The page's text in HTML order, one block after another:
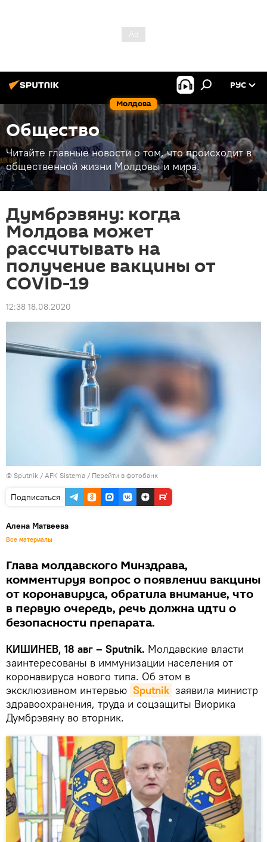
Молдова
РУС
Общество
Читайте главные новости о том, что происходит в
общественной жизни Молдовы и мира.
Думбрэвяну: когда
Молдова может
рассчитывать на
получение вакцины от
COVID-19
12:38 18.08.2020
© Sputnik / AFK Sistema / Перейти в фотобанк
Подписаться
Алена Матвеева
Все материалы
Глава молдавского Минздрава,
комментируя вопрос о появлении вакцины
от коронавируса, обратила внимание, что
в первую очередь, речь должна идти о
безопасности препарата.
КИШИНЕВ, 18 авг – Sputnik. Молдавские власти
заинтересованы в иммунизации населения от
коронавируса нового типа. Об этом в
эксклюзивном интервью Sputnik заявила министр
здравоохранения, труда и соцзащиты Виорика
Думбрэвяну во вторник.